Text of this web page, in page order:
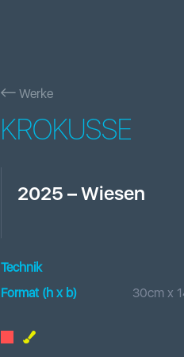
Werke
KROKUSSE
2025 –Wiesen
Technik
Format (h x b) 30cm x